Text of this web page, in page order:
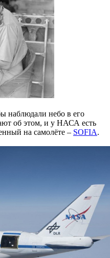
наблюдали небо в его
об этом, и у НАСА есть
на самолёте – SOFIA.